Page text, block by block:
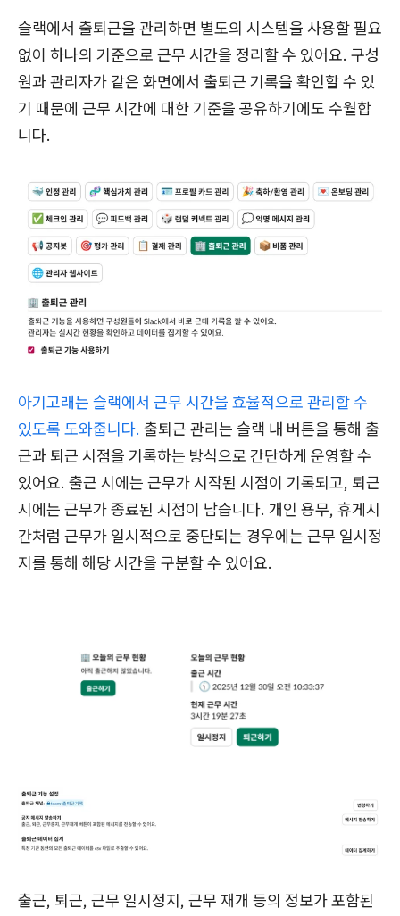
슬랙에서 출퇴근을 관리하면 별도의 시스템을 사용할 필요
없이 하나의 기준으로 근무 시간을 정리할 수 있어요. 구성
원과 관리자가 같은 화면에서 출퇴근 기록을 확인할 수 있
기 때문에 근무 시간에 대한 기준을 공유하기에도 수월합
니다.
아기고래는 슬랙에서 근무 시간을 효율적으로 관리할 수
있도록 도와줍니다. 출퇴근 관리는 슬랙 내 버튼을 통해 출
근과 퇴근 시점을 기록하는 방식으로 간단하게 운영할 수
있어요. 출근 시에는 근무가 시작된 시점이 기록되고, 퇴근
시에는 근무가 종료된 시점이 남습니다. 개인 용무, 휴게시
간처럼 근무가 일시적으로 중단되는 경우에는 근무 일시정
지를 통해 해당 시간을 구분할 수 있어요.
출근, 퇴근, 근무 일시정지, 근무 재개 등의 정보가 포함된